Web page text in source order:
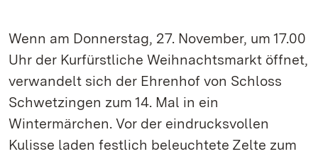
Wenn am Donnerstag, 27. November, um 17.00
Uhr der Kurfürstliche Weihnachtsmarkt öffnet,
verwandelt sich der Ehrenhof von Schloss
Schwetzingen zum 14. Mal in ein
Wintermärchen. Vor der eindrucksvollen
Kulisse laden festlich beleuchtete Zelte zum